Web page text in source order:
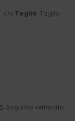
: 4/5 Taglia: Taglia
Acquisto verificato